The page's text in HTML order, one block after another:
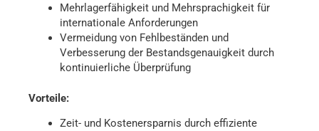
Mehrlagerfähigkeit und Mehrsprachigkeit für
internationale Anforderungen​
Vermeidung von Fehlbeständen und
Verbesserung der Bestandsgenauigkeit durch
kontinuierliche Überprüfung​
Vorteile:
Zeit- und Kostenersparnis durch effiziente